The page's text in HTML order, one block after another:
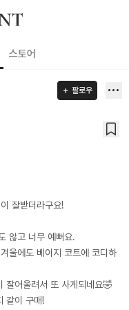
스토어
팔로우
잘받더라구요!
않고 너무 예뻐요.
울에도 베이지 코트에 코디하
잘어울려서 또 사게되네요🤣
같이 구매!